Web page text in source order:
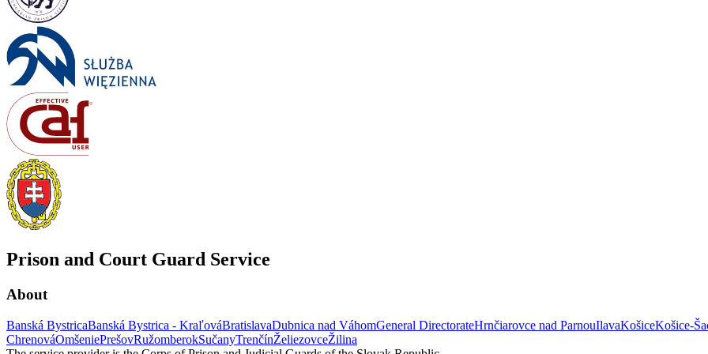
Prison and Court Guard Service
About
Banská BystricaBanská Bystrica - KraľováBratislavaDubnica nad VáhomGeneral DirectorateHrnčiarovce nad ParnouIlavaKošiceKošice-
ChrenováOmšeniePrešovRužomberokSučanyTrenčínŽeliezovceŽilina